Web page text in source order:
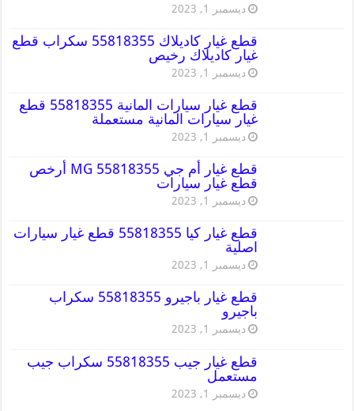
ديسمبر 1, 2023
قطع غيار كاديلاك 55818355 سكراب قطع
غيار كاديلاك رخيص
ديسمبر 1, 2023
قطع غيار سيارات المانية 55818355 قطع
غيار سيارات المانية مستعملة
ديسمبر 1, 2023
قطع غيار أم جي MG 55818355 أرخص
قطع غيار سيارات
ديسمبر 1, 2023
قطع غيار كيا 55818355 قطع غيار سيارات
اصلية
ديسمبر 1, 2023
قطع غيار باجيرو 55818355 سكراب
باجيرو
ديسمبر 1, 2023
قطع غيار جيب 55818355 سكراب جيب
مستعمل
ديسمبر 1, 2023